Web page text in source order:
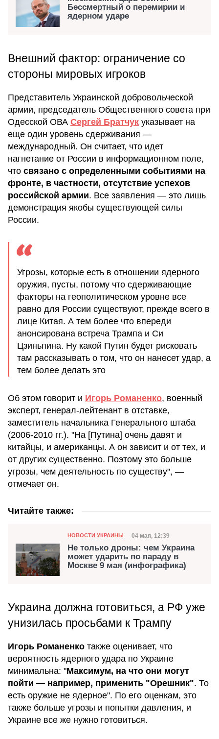
Бессмертный о перемирии и
ядерном ударе
Внешний фактор: ограничение со
стороны мировых игроков
Представитель Украинской добровольческой
армии, председатель Общественного совета при
Одесской ОВА Сергей Братчук указывает на
еще один уровень сдерживания —
международный. Он считает, что идет
нагнетание от России в информационном поле,
что связано с определенными событиями на
фронте, в частности, отсутствие успехов
российской армии. Все заявления — это лишь
демонстрация якобы существующей силы
России.
Угрозы, которые есть в отношении ядерного
оружия, пусты, потому что сдерживающие
факторы на геополитическом уровне все
равно для России существуют, прежде всего в
лице Китая. А тем более что впереди
анонсирована встреча Трампа и Си
Цзиньпина. Ну какой Путин будет рисковать
там рассказывать о том, что он нанесет удар, а
тем более делать это
Об этом говорит и Игорь Романенко, военный
эксперт, генерал-лейтенант в отставке,
заместитель начальника Генерального штаба
(2006-2010 гг.). "На [Путина] очень давят и
китайцы, и американцы. А он зависит и от тех, и
от других существенно. Поэтому это больше
угрозы, чем деятельность по существу", —
отмечает он.
Читайте также:
Категория
НОВОСТИ УКРАИНЫ Дата публикации
04 мая, 12:39
Не только дроны: чем Украина
может ударить по параду в
Москве 9 мая (инфографика)
Украина должна готовиться, а РФ уже
унизилась просьбами к Трампу
Игорь Романенко также оценивает, что
вероятность ядерного удара по Украине
минимальна: "Максимум, на что они могут
пойти — например, применить "Орешник". То
есть оружие не ядерное". По его оценкам, это
также больше угрозы и попытки давления, и
Украине все же нужно готовиться.